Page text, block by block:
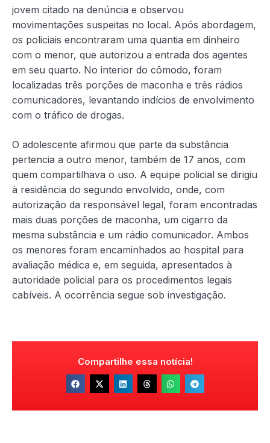
jovem citado na denúncia e observou
movimentações suspeitas no local. Após abordagem,
os policiais encontraram uma quantia em dinheiro
com o menor, que autorizou a entrada dos agentes
em seu quarto. No interior do cômodo, foram
localizadas três porções de maconha e três rádios
comunicadores, levantando indícios de envolvimento
com o tráfico de drogas.
O adolescente afirmou que parte da substância
pertencia a outro menor, também de 17 anos, com
quem compartilhava o uso. A equipe policial se dirigiu
à residência do segundo envolvido, onde, com
autorização da responsável legal, foram encontradas
mais duas porções de maconha, um cigarro da
mesma substância e um rádio comunicador. Ambos
os menores foram encaminhados ao hospital para
avaliação médica e, em seguida, apresentados à
autoridade policial para os procedimentos legais
cabíveis. A ocorrência segue sob investigação.
Compartilhe essa notícia!